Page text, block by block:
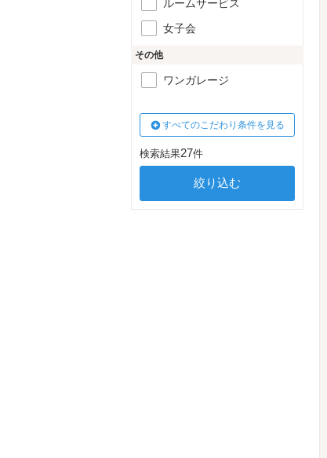
ルームサービス
女子会
その他
ワンガレージ
すべてのこだわり条件を見る
検索結果27件